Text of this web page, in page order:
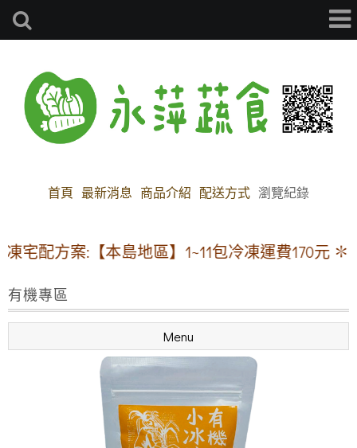
首頁 最新消息 商品介紹 配送方式 瀏覽紀錄
宅配方案:【本島地區】1~11包冷凍運費170元
有機專區
Menu